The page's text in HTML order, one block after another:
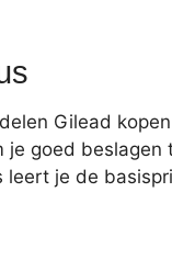
Gilead
goed
leert je de